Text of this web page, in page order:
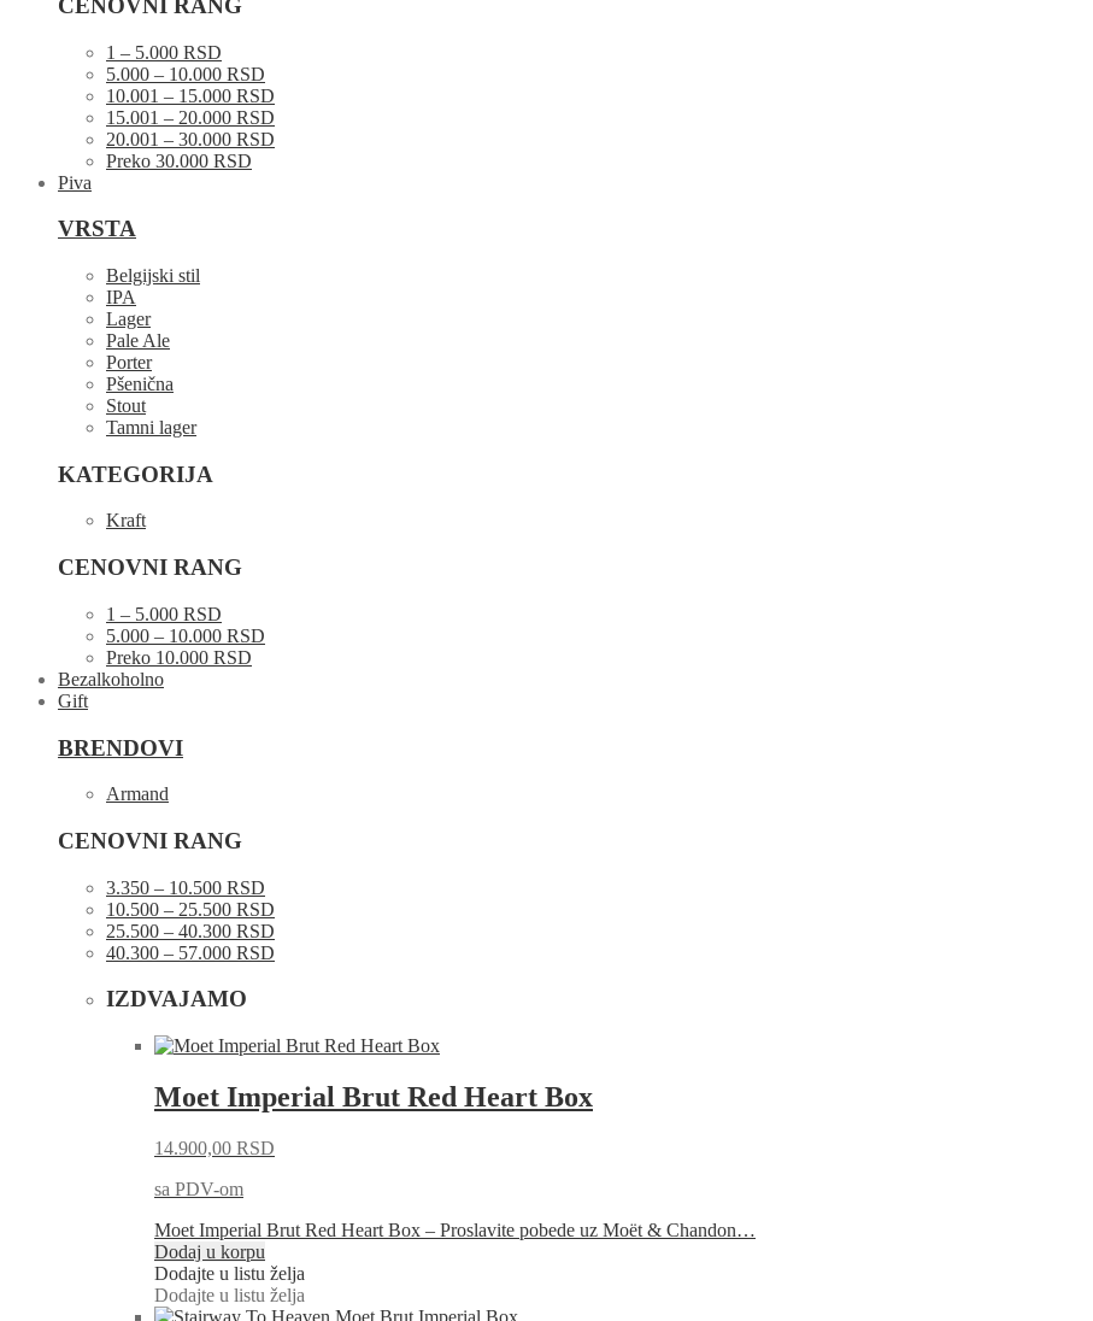
CENOVNI RANG
1 – 5.000 RSD
5.000 – 10.000 RSD
10.001 – 15.000 RSD
15.001 – 20.000 RSD
20.001 – 30.000 RSD
Preko 30.000 RSD
Piva
VRSTA
Belgijski stil
IPA
Lager
Pale Ale
Porter
Pšenična
Stout
Tamni lager
KATEGORIJA
Kraft
CENOVNI RANG
1 – 5.000 RSD
5.000 – 10.000 RSD
Preko 10.000 RSD
Bezalkoholno
Gift
BRENDOVI
Armand
CENOVNI RANG
3.350 – 10.500 RSD
10.500 – 25.500 RSD
25.500 – 40.300 RSD
40.300 – 57.000 RSD
IZDVAJAMO
Moet Imperial Brut Red Heart Box
14.900,00 RSD
sa PDV-om
Moet Imperial Brut Red Heart Box – Proslavite pobede uz Moët & Chandon…
Dodaj u korpu
Dodajte u listu želja
Dodajte u listu želja